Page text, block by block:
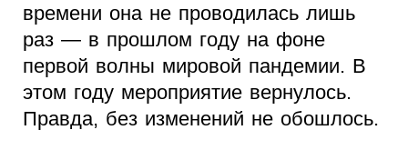
времени она не проводилась лишь
раз — в прошлом году на фоне
первой волны мировой пандемии. В
этом году мероприятие вернулось.
Правда, без изменений не обошлось.